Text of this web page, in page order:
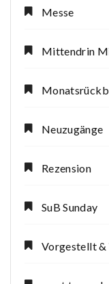
Messe
Mittendrin
Neuzugänge
Rezension
SuB Sunday
Vorgestellt &